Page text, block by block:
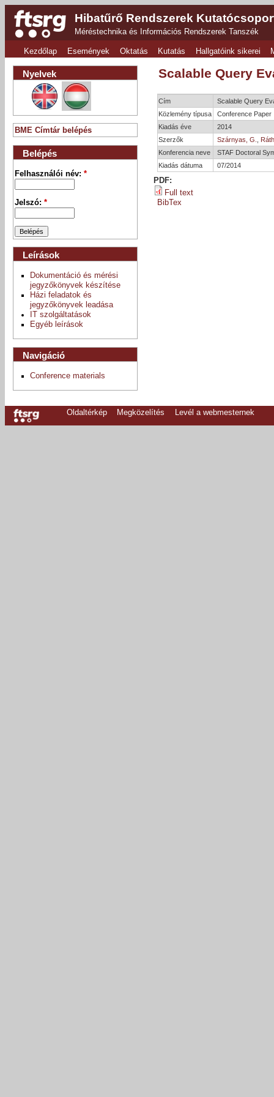
Hibatűrő Rendszerek
Méréstechnika és Információs Rendszerek Tanszék
Kezdőlap Események Oktatás Kutatás Hallgatóink sikerei
Scalable Query
Cím
Scalable Query
Közlemény típusa
Conference Paper
Kiadás éve
2014
Szerzők
Szárnyas, G.
Konferencia neve
STAF Doctoral
Kiadás dátuma
07/2014
PDF:
Full text
BibTex
Nyelvek
BME Címtár belépés
Belépés
Felhasználói név:*
Jelszó:*
Leírások
Dokumentáció és mérési
jegyzőkönyvek készítése
Házi feladatok és
jegyzőkönyvek leadása
IT szolgáltatások
Egyéb leírások
Navigáció
Conference materials
Oldaltérkép Megközelítés Levél a webmesternek